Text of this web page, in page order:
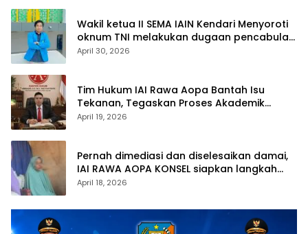
Wakil ketua II SEMA IAIN Kendari Menyoroti
oknum TNI melakukan dugaan pencabulan
anak di bawah umur
April 30, 2026
Tim Hukum IAI Rawa Aopa Bantah Isu
Tekanan, Tegaskan Proses Akademik
Mahasiswi Tetap Berjalan
April 19, 2026
Pernah dimediasi dan diselesaikan damai,
IAI RAWA AOPA KONSEL siapkan langkah
hukum atas polemik yang kembali muncul
April 18, 2026